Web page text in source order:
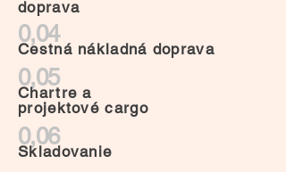
doprava
0,04
Cestná nákladná doprava
0,05
Chartre a
projektové cargo
0,06
Skladovanie